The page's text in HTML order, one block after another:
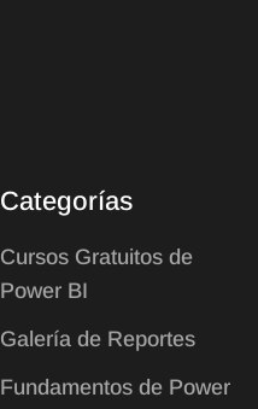
Categorías
Cursos Gratuitos de
Power BI
Galería de Reportes
Fundamentos de Power